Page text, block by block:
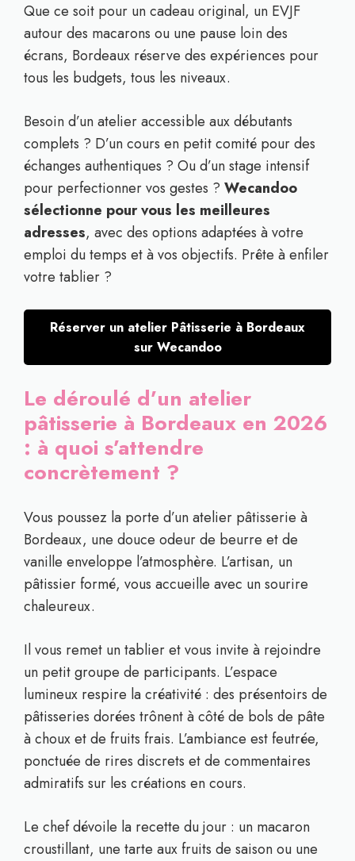
Que ce soit pour un cadeau original, un EVJF
autour des macarons ou une pause loin des
écrans, Bordeaux réserve des expériences pour
tous les budgets, tous les niveaux.
Besoin d’un atelier accessible aux débutants
complets ? D’un cours en petit comité pour des
échanges authentiques ? Ou d’un stage intensif
pour perfectionner vos gestes ? Wecandoo
sélectionne pour vous les meilleures
adresses, avec des options adaptées à votre
emploi du temps et à vos objectifs. Prête à enfiler
votre tablier ?
Réserver un atelier Pâtisserie à Bordeaux
sur Wecandoo
Le déroulé d’un atelier
pâtisserie à Bordeaux en 2026
: à quoi s’attendre
concrètement ?
Vous poussez la porte d’un atelier pâtisserie à
Bordeaux, une douce odeur de beurre et de
vanille enveloppe l’atmosphère. L’artisan, un
pâtissier formé, vous accueille avec un sourire
chaleureux.
Il vous remet un tablier et vous invite à rejoindre
un petit groupe de participants. L’espace
lumineux respire la créativité : des présentoirs de
pâtisseries dorées trônent à côté de bols de pâte
à choux et de fruits frais. L’ambiance est feutrée,
ponctuée de rires discrets et de commentaires
admiratifs sur les créations en cours.
Le chef dévoile la recette du jour : un macaron
croustillant, une tarte aux fruits de saison ou une